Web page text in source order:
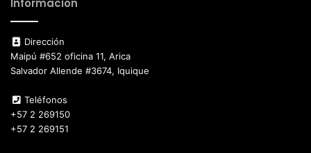
Información
Dirección
Maipú #652 oficina 11, Arica
Salvador Allende #3674, Iquique
Teléfonos
+57 2 269150
+57 2 269151